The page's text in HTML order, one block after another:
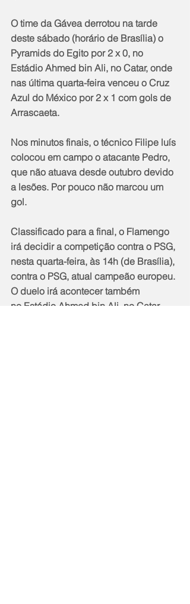
O time da Gávea derrotou na tarde
deste sábado (horário de Brasília) o
Pyramids do Egito por 2 x 0, no
Estádio Ahmed bin Ali, no Catar, onde
nas última quarta-feira venceu o Cruz
Azul do México por 2 x 1 com gols de
Arrascaeta.
Nos minutos finais, o técnico Filipe luís
colocou em campo o atacante Pedro,
que não atuava desde outubro devido
a lesões. Por pouco não marcou um
gol.
Classificado para a final, o Flamengo
irá decidir a competição contra o PSG,
nesta quarta-feira, às 14h (de Brasília),
contra o PSG, atual campeão europeu.
O duelo irá acontecer também
no Estádio Ahmed bin Ali, no Catar.